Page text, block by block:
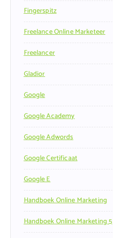
Fingerspitz
Freelance Online Marketeer
Freelancer
Gladior
Google
Google Academy
Google Adwords
Google Certificaat
Google E
Handboek Online Marketing
Handboek Online Marketing 5